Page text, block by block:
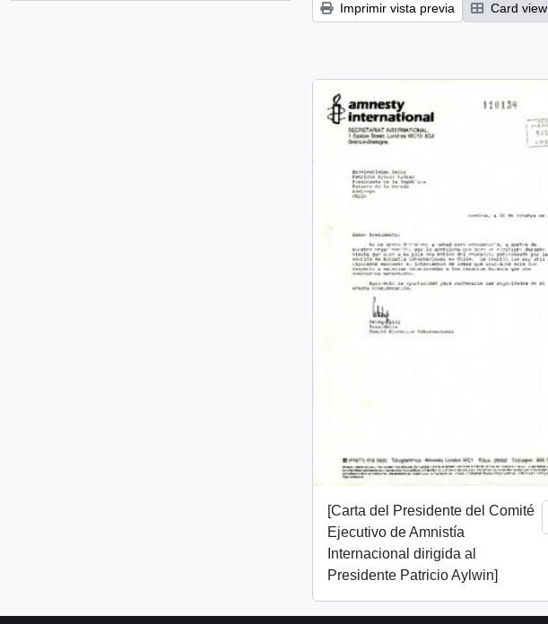
Imprimir vista previa Card view
[Carta del Presidente del Comité
Ejecutivo de Amnistía
Internacional dirigida al
Presidente Patricio Aylwin]